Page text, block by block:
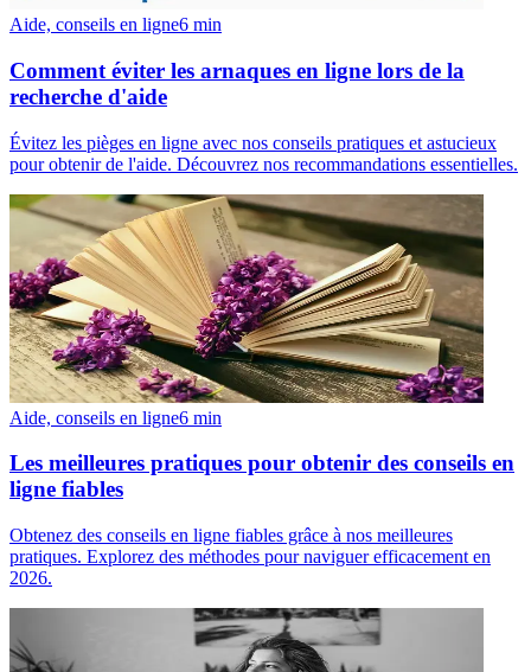
Aide, conseils en ligne6 min
Comment éviter les arnaques en ligne lors de la
recherche d'aide
Évitez les pièges en ligne avec nos conseils pratiques et astucieux
pour obtenir de l'aide. Découvrez nos recommandations essentielles.
Aide, conseils en ligne6 min
Les meilleures pratiques pour obtenir des conseils en
ligne fiables
Obtenez des conseils en ligne fiables grâce à nos meilleures
pratiques. Explorez des méthodes pour naviguer efficacement en
2026.